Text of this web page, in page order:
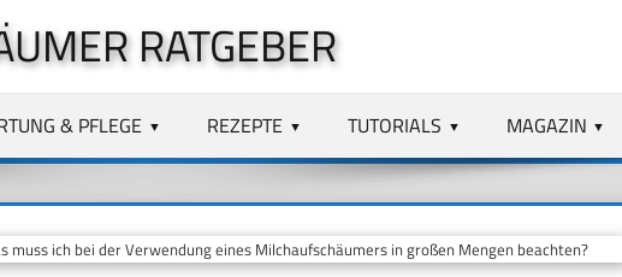
RATGEBER
& PFLEGE REZEPTE TUTORIALS MAGAZIN
muss ich bei der Verwendung eines Milchaufschäumers in großen Mengen beachten?